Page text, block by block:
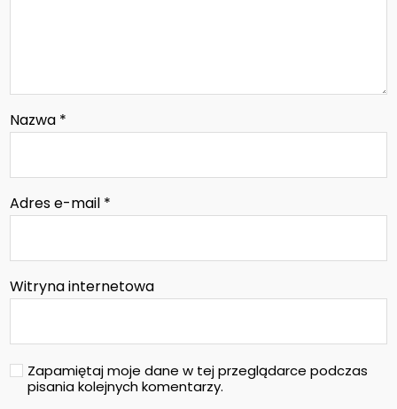
Nazwa *
Adres e-mail *
Witryna internetowa
Zapamiętaj moje dane w tej przeglądarce podczas
pisania kolejnych komentarzy.